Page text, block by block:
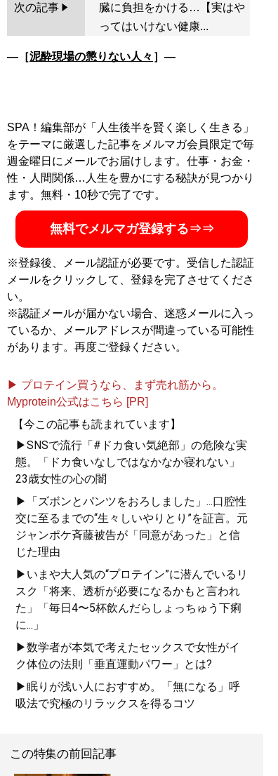
次の記事
臓に負担をかける…【実はや
ってはいけない健康...
―［泥酔現場の懲りない人々 ］―
SPA！編集部が「人生後半を賢く楽しく生きる」
をテーマに厳選した記事をメルマガ会員限定で毎
週金曜日にメールでお届けします。仕事・お金・
性・人間関係…人生を豊かにする秘訣が見つかり
ます。無料・10秒で完了です。
無料でメルマガ登録する⇒⇒
※登録後、メール認証が必要です。受信した認証
メールをクリックして、登録を完了させてくださ
い。
※認証メールが届かない場合、迷惑メールに入っ
ているか、メールアドレスが間違っている可能性
があります。再度ご登録ください。
▶ プロテイン買うなら、まず売れ筋から。
Myprotein公式はこちら [PR]
【今この記事も読まれています】
▶SNSで流行「#ドカ食い気絶部」の危険な実
態。「ドカ食いなしではなかなか寝れない」
23歳女性の心の闇
▶「ズボンとパンツをおろしました」...口腔性
交に至るまでの“生々しいやりとり”を証言。元
ジャンポケ斉藤被告が「同意があった」と信
じた理由
▶いまや大人気の“プロテイン”に潜んでいるリ
スク「将来、透析が必要になるかもと言われ
た」「毎日4〜5杯飲んだらしょっちゅう下痢
に...」
▶数学者が本気で考えたセックスで女性がイ
ク体位の法則「垂直運動パワー」とは?
▶眠りが浅い人におすすめ。「無になる」呼
吸法で究極のリラックスを得るコツ
この特集の前回記事